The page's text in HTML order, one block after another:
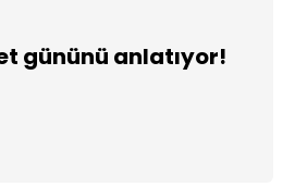
gününü anlatıyor!